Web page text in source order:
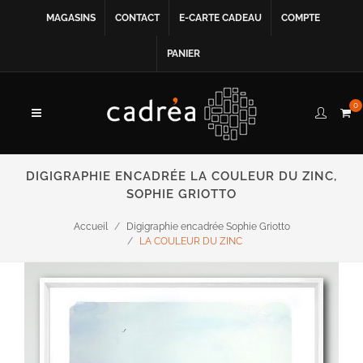
MAGASINS CONTACT E-CARTE CADEAU COMPTE
PANIER
0
DIGIGRAPHIE ENCADRÉE LA COULEUR DU ZINC,
SOPHIE GRIOTTO
Accueil
Digigraphie encadrée Sophie Griotto
LA COULEUR DU ZINC